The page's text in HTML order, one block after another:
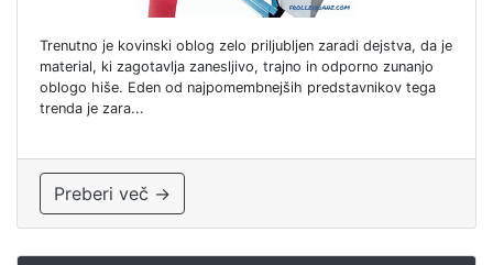
Trenutno je kovinski oblog zelo priljubljen zaradi dejstva, da je
material, ki zagotavlja zanesljivo, trajno in odporno zunanjo
oblogo hiše. Eden od najpomembnejših predstavnikov tega
trenda je zara...
Preberi več →